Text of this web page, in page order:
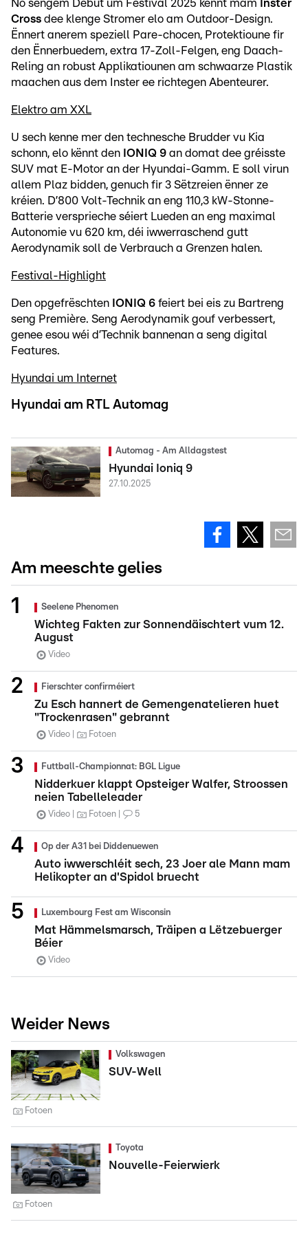
No sengem Debut um Festival 2025 kënnt mam
Inster
Cross dee klenge Stromer elo am Outdoor-Design.
Ënnert anerem speziell Pare-chocen, Protektioune fir
den Ënnerbuedem, extra 17-Zoll-Felgen, eng Daach-
Reling an robust Applikatiounen am schwaarze Plastik
maachen aus dem Inster ee richtegen Abenteurer.
Elektro am XXL
U sech kenne mer den technesche Brudder vu Kia
schonn, elo kënnt den IONIQ 9 an domat dee gréisste
SUV mat E-Motor an der Hyundai-Gamm. E soll virun
allem Plaz bidden, genuch fir 3 Sëtzreien ënner ze
kréien. D’800 Volt-Technik an eng 110,3 kW-Stonne-
Batterie versprieche séiert Lueden an eng maximal
Autonomie vu 620 km, déi iwwerraschend gutt
Aerodynamik soll de Verbrauch a Grenzen halen.
Festival-Highlight
Den opgefrëschten IONIQ 6 feiert bei eis zu Bartreng
seng Première. Seng Aerodynamik gouf verbessert,
genee esou wéi d’Technik bannenan a seng digital
Features.
Hyundai um Internet
Hyundai am RTL Automag
Automag - Am Alldagstest
Hyundai Ioniq 9
27.10.2025
Am meeschte gelies
Seelene Phenomen
Wichteg Fakten zur Sonnendäischtert vum 12.
August
Video
Fierschter confirméiert
Zu Esch hannert de Gemengenatelieren huet
"Trockenrasen" gebrannt
Video Fotoen
Futtball-Championnat: BGL Ligue
Nidderkuer klappt Opsteiger Walfer, Stroossen
neien Tabelleleader
Video Fotoen 5
Op der A31 bei Diddenuewen
Auto iwwerschléit sech, 23 Joer ale Mann mam
Helikopter an d'Spidol bruecht
Luxembourg Fest am Wisconsin
Mat Hämmelsmarsch, Träipen a Lëtzebuerger
Béier
Video
Weider News
Volkswagen
SUV-Well
Fotoen
Toyota
Nouvelle-Feierwierk
Fotoen